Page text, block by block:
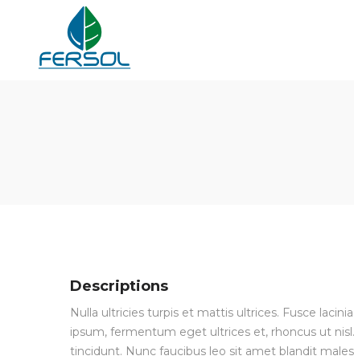
Descriptions
Nulla ultricies turpis et mattis ultrices. Fusce
ipsum, fermentum eget ultrices et, rhoncus ut
tincidunt. Nunc faucibus leo sit amet blandit